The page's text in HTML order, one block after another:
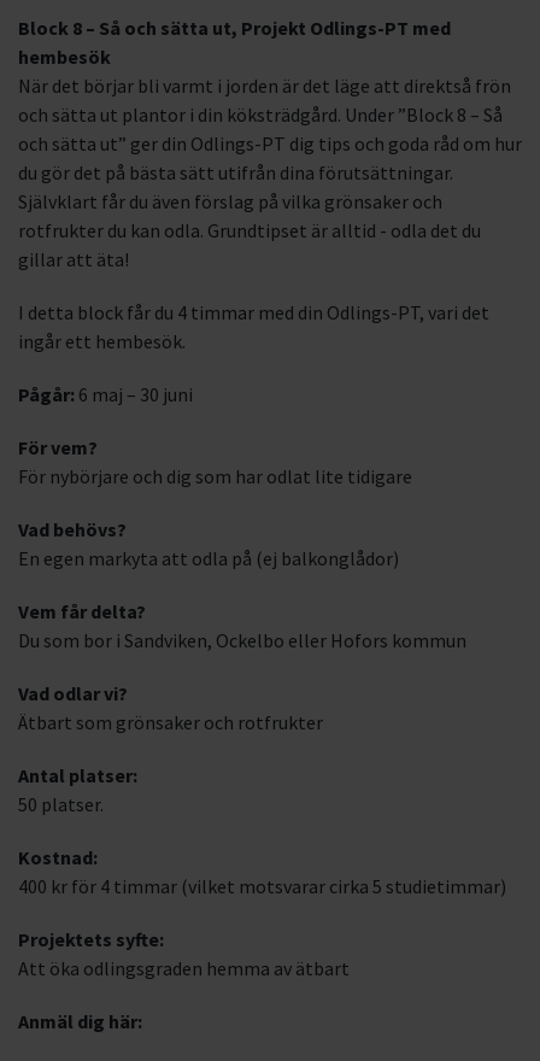
Block 8 – Så och sätta ut, Projekt Odlings-PT med
hembesök
När det börjar bli varmt i jorden är det läge att direktså frön
och sätta ut plantor i din köksträdgård. Under ”Block 8 – Så
och sätta ut” ger din Odlings-PT dig tips och goda råd om hur
du gör det på bästa sätt utifrån dina förutsättningar.
Självklart får du även förslag på vilka grönsaker och
rotfrukter du kan odla. Grundtipset är alltid - odla det du
gillar att äta!
I detta block får du 4 timmar med din Odlings-PT, vari det
ingår ett hembesök.
Pågår: 6 maj – 30 juni
För vem?
För nybörjare och dig som har odlat lite tidigare
Vad behövs?
En egen markyta att odla på (ej balkonglådor)
Vem får delta?
Du som bor i Sandviken, Ockelbo eller Hofors kommun
Vad odlar vi?
Ätbart som grönsaker och rotfrukter
Antal platser:
50 platser.
Kostnad:
400 kr för 4 timmar (vilket motsvarar cirka 5 studietimmar)
Projektets syfte:
Att öka odlingsgraden hemma av ätbart
Anmäl dig här: